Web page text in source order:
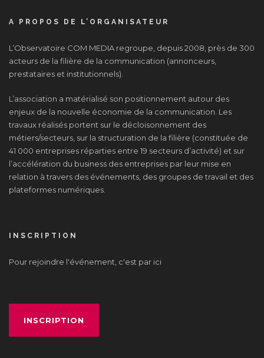
A PROPOS DE L’ORGANISATEUR
L’Observatoire COM MEDIA regroupe, depuis 2008, près de 300
acteurs de la filière de la communication (annonceurs,
prestataires et institutionnels).
L’association a matérialisé son positionnement autour des
enjeux de la nouvelle économie de la communication. Les
travaux réalisés portent sur le décloisonnement des
métiers/secteurs, sur la structuration de la filière (constituée de
41 000 entreprises réparties entre 19 secteurs d’activité) et sur
l’accélération du business des entreprises par leur mise en
relation à travers des événements, des groupes de travail et des
plateformes numériques.
INSCRIPTION
Pour rejoindre l'événement, c'est par ici
INSCRIPTION